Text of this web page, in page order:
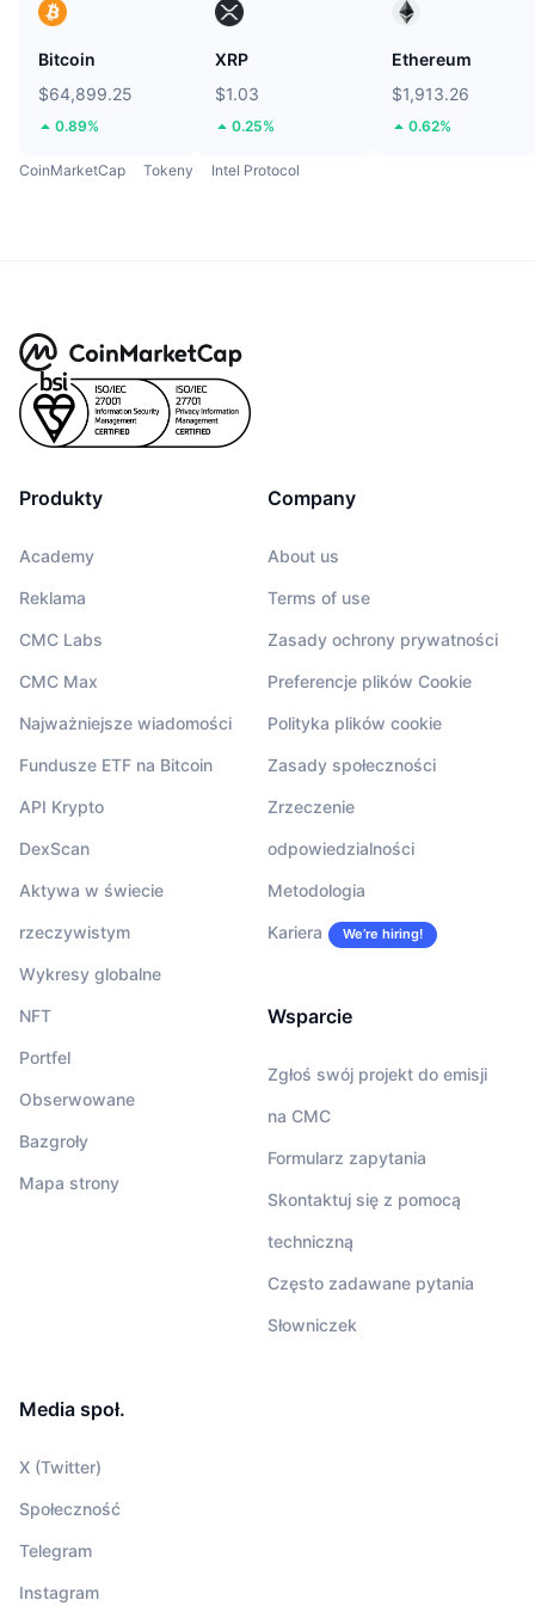
Bitcoin
$64,899.25
0.89%
XRP
$1.03
0.25%
Ethereum
$1,913.26
0.62%
CoinMarketCap Tokeny Intel Protocol
Produkty
Academy
Reklama
CMC Labs
CMC Max
Najważniejsze wiadomości
Fundusze ETF na Bitcoin
API Krypto
DexScan
Aktywa w świecie
rzeczywistym
Wykresy globalne
NFT
Portfel
Obserwowane
Bazgroły
Mapa strony
Company
About us
Terms of use
Zasady ochrony prywatności
Preferencje plików Cookie
Polityka plików cookie
Zasady społeczności
Zrzeczenie
odpowiedzialności
Metodologia
Kariera We’re hiring!
Wsparcie
Zgłoś swój projekt do emisji
na CMC
Formularz zapytania
Skontaktuj się z pomocą
techniczną
Często zadawane pytania
Słowniczek
Media społ.
X (Twitter)
Społeczność
Telegram
Instagram